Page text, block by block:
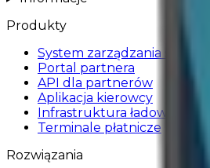
Produkty
System zarządzania
Portal partnera
API dla partnerów
Aplikacja kierowcy
Infrastruktura ładowania
Terminale płatnicze
Rozwiązania